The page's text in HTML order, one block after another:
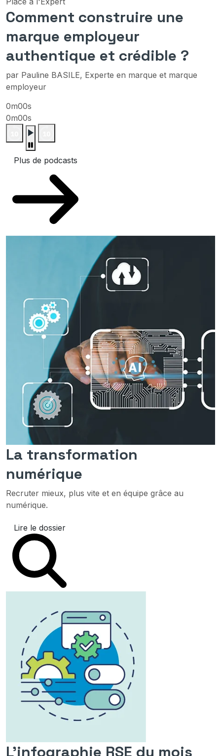
Comment construire une
marque employeur
authentique et crédible ?
par Pauline BASILE, Experte en marque et marque
employeur
0m00s
0m00s
Plus de podcasts
La transformation
numérique
Recruter mieux, plus vite et en équipe grâce au
numérique.
Lire le dossier
L'infographie RSE du mois